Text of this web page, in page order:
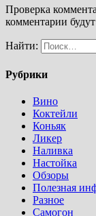
Проверка
комментарии
Найти:
Рубрики
Вино
Коктейли
Коньяк
Ликер
Наливка
Настойка
Обзоры
Полезная
Разное
Самогон